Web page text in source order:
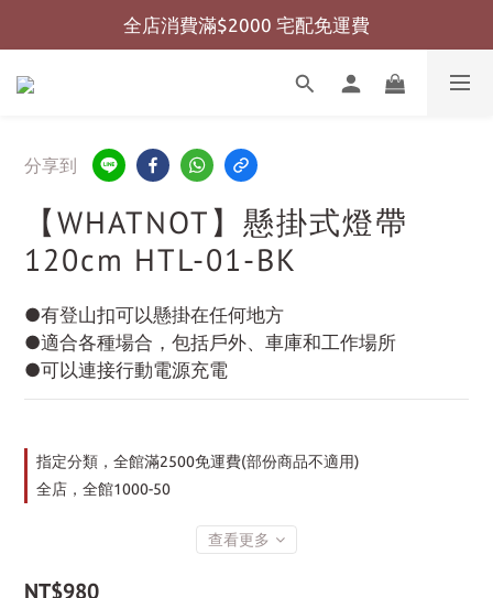
全店消費滿$999 超商免運費
全店消費滿$2000 宅配免運費
全店消費滿$999 超商免運費
分享到
【WHATNOT】懸掛式燈帶
120cm HTL-01-BK
●有登山扣可以懸掛在任何地方
●適合各種場合，包括戶外、車庫和工作場所
●可以連接行動電源充電
指定分類，全館滿2500免運費(部份商品不適用)
全店，全館1000-50
查看更多
NT$980